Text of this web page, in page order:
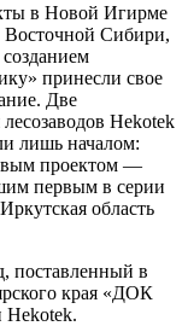
в Новой Игирме
Сибири,
принесли свое
Две
Hekotek
лишь началом:
проектом —
первым в серии
область
поставленный в
края «ДОК